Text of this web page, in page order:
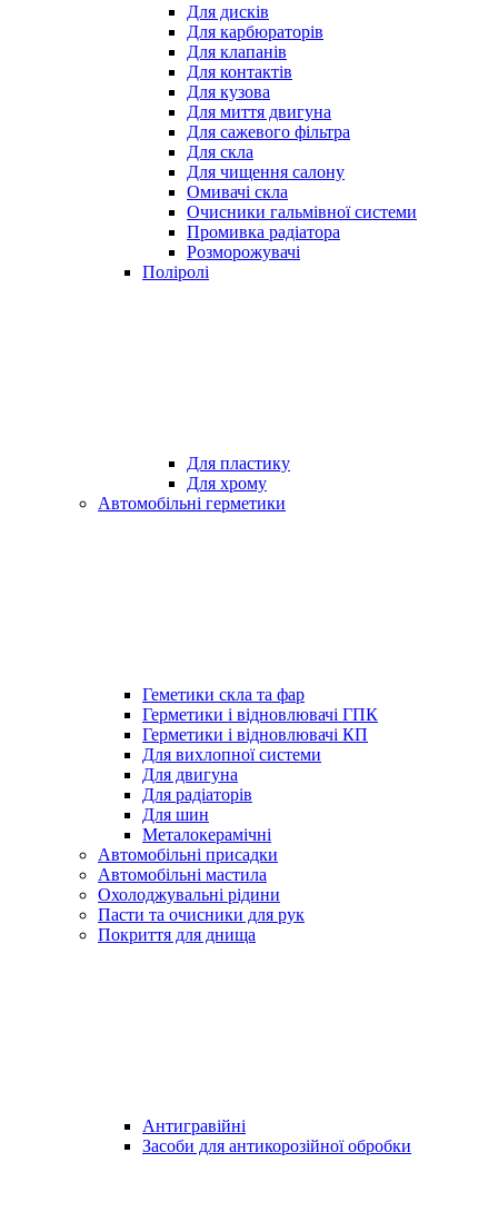
Для дисків
Для карбюраторів
Для клапанів
Для контактів
Для кузова
Для миття двигуна
Для сажевого фільтра
Для скла
Для чищення салону
Омивачі скла
Очисники гальмівної системи
Промивка радіатора
Розморожувачі
Поліролі
Для пластику
Для хрому
Автомобільні герметики
Геметики скла та фар
Герметики і відновлювачі ГПК
Герметики і відновлювачі КП
Для вихлопної системи
Для двигуна
Для радіаторів
Для шин
Металокерамічні
Автомобільні присадки
Автомобільні мастила
Охолоджувальні рідини
Пасти та очисники для рук
Покриття для днища
Антигравійні
Засоби для антикорозійної обробки